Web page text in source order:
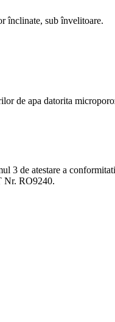
înclinate, sub învelitoare.
de apa datorita
3 de atestare a
Nr. RO9240.